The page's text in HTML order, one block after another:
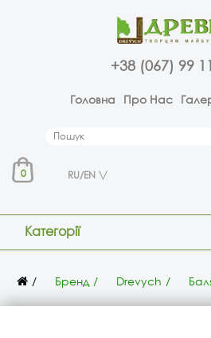
+38 (067) 99
Головна Про Нас
0 RU/EN
Категорії
Бренд Drevych